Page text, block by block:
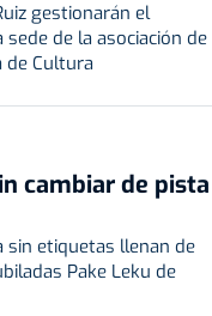
gestionarán el
de la asociación de
de Cultura
cambiar de pista
sin etiquetas llenan de
Pake Leku de